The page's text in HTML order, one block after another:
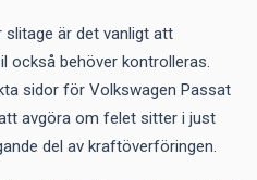
slitage är det vanligt att
också behöver kontrolleras.
sidor för Volkswagen Passat
avgöra om felet sitter i just
del av kraftöverföringen.